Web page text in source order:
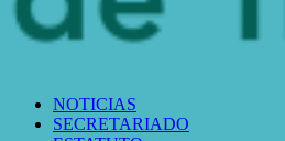
NOTICIAS
SECRETARIADO